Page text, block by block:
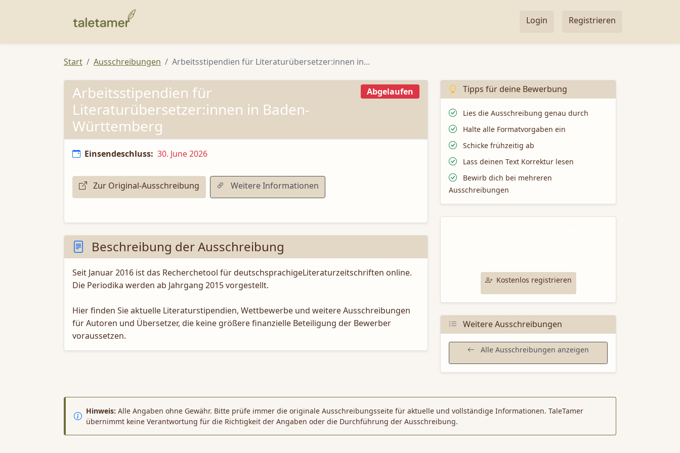
Login Registrieren
Start Ausschreibungen Arbeitsstipendien für Literaturübersetzer:innen in...
Arbeitsstipendien für
Literaturübersetzer:innen in Baden-
Württemberg
Abgelaufen
Einsendeschluss: 30. June 2026
Zur Original-Ausschreibung Weitere Informationen
Beschreibung der Ausschreibung
Seit Januar 2016 ist das Recherchetool für deutschsprachigeLiteraturzeitschriften online.
Die Periodika werden ab Jahrgang 2015 vorgestellt.
Hier finden Sie aktuelle Literaturstipendien, Wettbewerbe und weitere Ausschreibungen
für Autoren und Übersetzer, die keine größere finanzielle Beteiligung der Bewerber
voraussetzen.
Tipps für deine Bewerbung
Lies die Ausschreibung genau durch
Halte alle Formatvorgaben ein
Schicke frühzeitig ab
Lass deinen Text Korrektur lesen
Bewirb dich bei mehreren
Ausschreibungen
Kostenlos registrieren
Weitere Ausschreibungen
Alle Ausschreibungen anzeigen
Hinweis: Alle Angaben ohne Gewähr. Bitte prüfe immer die originale Ausschreibungsseite für aktuelle und vollständige Informationen. TaleTamer
übernimmt keine Verantwortung für die Richtigkeit der Angaben oder die Durchführung der Ausschreibung.